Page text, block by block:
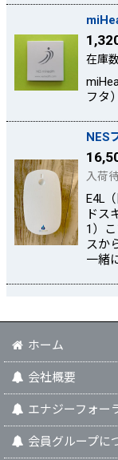
在庫
フタ）
NES
入荷
E4L
ドス
1）
スか
一緒
ホーム
会社概要
エナジーフォー
会員グループに